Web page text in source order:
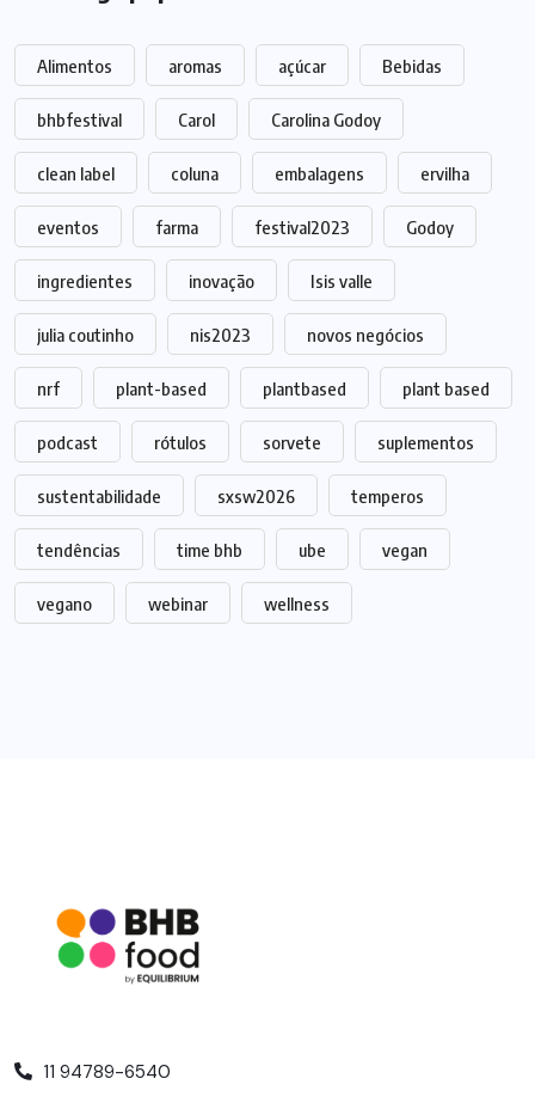
Alimentos aromas açúcar Bebidas
bhbfestival Carol Carolina Godoy
clean label coluna embalagens ervilha
eventos farma festival2023 Godoy
ingredientes inovação Isis valle
julia coutinho nis2023 novos negócios
nrf plant-based plantbased plant based
podcast rótulos sorvete suplementos
sustentabilidade sxsw2026 temperos
tendências time bhb ube vegan
vegano webinar wellness
11 94789-6540